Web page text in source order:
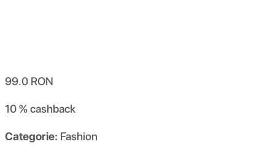
99.0 RON
10 %cashback
Categorie: Fashion